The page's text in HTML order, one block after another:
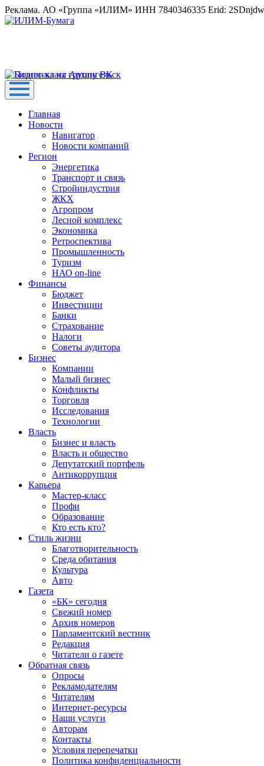
Реклама. АО «Группа «ИЛИМ» ИНН 7840346335 Erid:
Главная
Новости
Навигатор
Новости компаний
Регион
Энергетика
Транспорт и связь
Стройиндустрия
ЖКХ
Агропром
Лесной комплекс
Экономика
Ретроспектива
Промышленность
Туризм
НАО on-line
Финансы
Бюджет
Инвестиции
Банки
Страхование
Налоги
Советы аудитора
Бизнес
Компании
Малый бизнес
Конфликты
Торговля
Исследования
Технологии
Власть
Бизнес и власть
Власть и общество
Депутатский портфель
Антикоррупция
Карьера
Мастер-класс
Профи
Образование
Кто есть кто?
Стиль жизни
Благотворительность
Среда обитания
Культура
Авто
Газета
«БК» сегодня
Свежий номер
Архив номеров
Парламентский вестник
Редакция
Читатели о газете
Обратная связь
Опросы
Рекламодателям
Читателям
Интернет-ресурсы
Наши услуги
Авторам
Контакты
Условия перепечатки
Политика конфиденциальности